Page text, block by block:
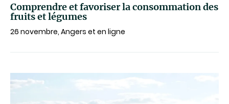
Comprendre et favoriser la consommation des
fruits et légumes
26 novembre, Angers et en ligne